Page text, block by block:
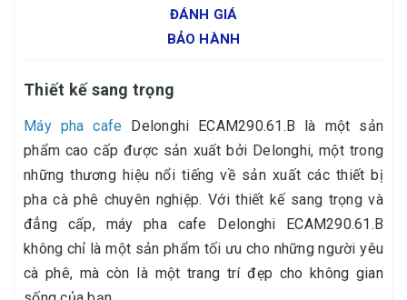
ĐÁNH GIÁ
BẢO HÀNH
Thiết kế sang trọng
Máy pha cafe Delonghi ECAM290.61.B là một sản
phẩm cao cấp được sản xuất bởi Delonghi, một trong
những thương hiệu nổi tiếng về sản xuất các thiết bị
pha cà phê chuyên nghiệp. Với thiết kế sang trọng và
đẳng cấp, máy pha cafe Delonghi ECAM290.61.B
không chỉ là một sản phẩm tối ưu cho những người yêu
cà phê, mà còn là một trang trí đẹp cho không gian